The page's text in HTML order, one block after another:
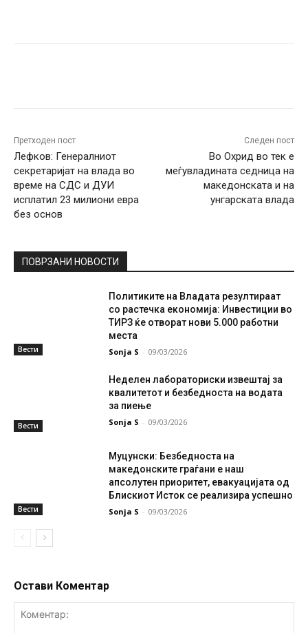
Претходен пост
Лефков: Генералниот
секретаријат на влада во
време на СДС и ДУИ
исплатил 23 милиони евра
без основ
Следен пост
Во Охрид во тек е
меѓувладината седница на
македонската и на
унгарската влада
ПОВРЗАНИ НОВОСТИ
Вести
Политиките на Владата резултираат
со растечка економија: Инвестиции во
ТИРЗ ќе отворат нови 5.000 работни
места
Sonja S - 09/03/2026
Вести
Неделен лабораториски извештај за
квалитетот и безбедноста на водата
за пиење
Sonja S - 09/03/2026
Вести
Муцунски: Безбедноста на
македонските граѓани е наш
апсолутен приоритет, евакуацијата од
Блискиот Исток се реализира успешно
Sonja S - 09/03/2026
Остави Коментар